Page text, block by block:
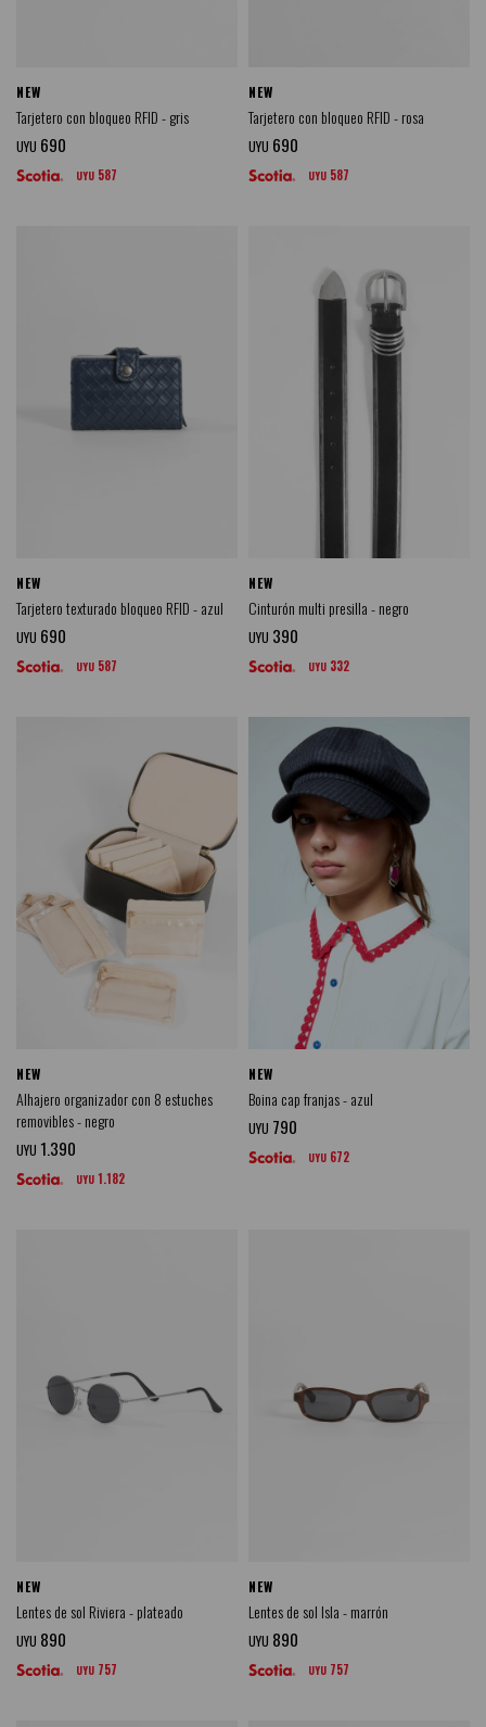
NEW
Tarjetero con bloqueo RFID - gris
UYU 690
UYU 587
NEW
Tarjetero con bloqueo RFID - rosa
UYU 690
UYU 587
NEW
Tarjetero texturado bloqueo RFID - azul
UYU 690
UYU 587
NEW
Cinturón multi presilla - negro
UYU 390
UYU 332
NEW
Alhajero organizador con 8 estuches
removibles - negro
UYU 1.390
UYU 1.182
NEW
Boina cap franjas - azul
UYU 790
UYU 672
NEW
Lentes de sol Riviera - plateado
UYU 890
UYU 757
NEW
Lentes de sol Isla - marrón
UYU 890
UYU 757